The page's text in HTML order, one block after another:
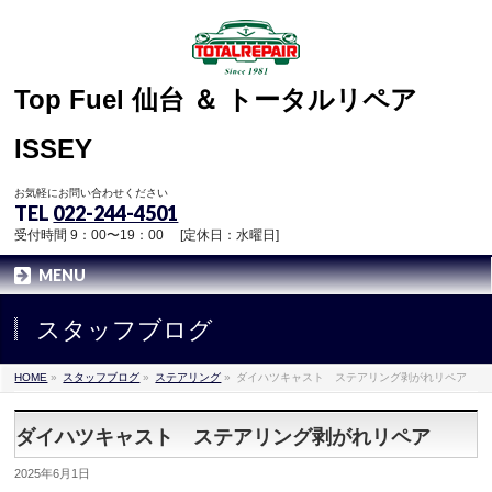
Top Fuel 仙台 ＆ トータルリペア
ISSEY
お気軽にお問い合わせください
TEL 022-244-4501
受付時間 9：00〜19：00 [定休日：水曜日]
MENU
スタッフブログ
HOME » スタッフブログ » ステアリング » ダイハツキャスト ステアリング剥がれリペア
ダイハツキャスト ステアリング剥がれリペア
2025年6月1日